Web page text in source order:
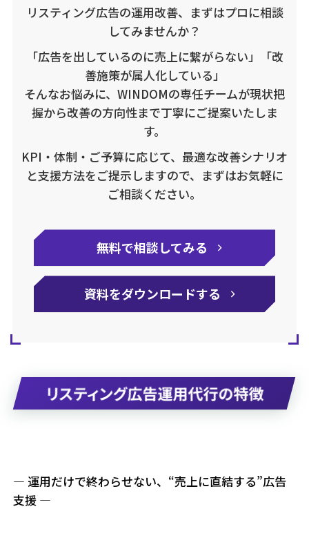
リスティング広告の運用改善、まずはプロに相談
してみませんか？
「広告を出しているのに売上に繋がらない」「改
善施策が属人化している」
そんなお悩みに、WINDOMの専任チームが現状把
握から改善の方向性まで丁寧にご提案いたしま
す。
KPI・体制・ご予算に応じて、最適な改善シナリオ
と支援方法をご提示しますので、まずはお気軽に
ご相談ください。
無料で相談してみる
資料をダウンロードする
リスティング広告運用代行の特徴
— 運用だけで終わらせない、“売上に直結する”広告
支援 —